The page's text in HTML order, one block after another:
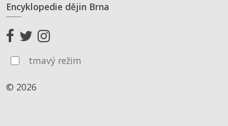
Encyklopedie dějin Brna
tmavý režim
© 2026